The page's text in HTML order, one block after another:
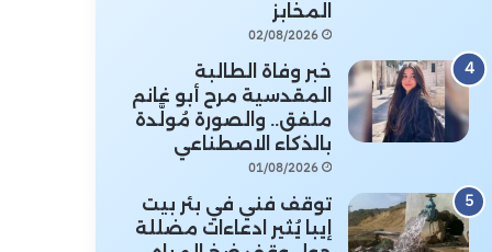
المخابز
02/08/2026
خبر وفاة الطالبة
المقدسية مرح أبو غانم
ملفق.. والصورة مُولَّدة
بالذكاء الاصطناعي
01/08/2026
توقف فني في بئر بيت
إيبا يُثير ادعاءات مضللة